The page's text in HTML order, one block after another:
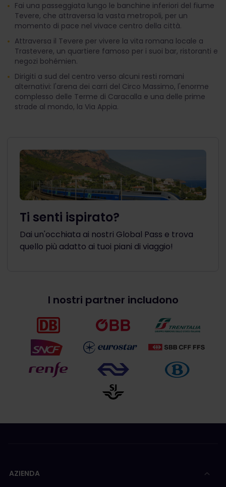
Fai una passeggiata lungo le banchine inferiori del fiume
Tevere, che attraversa la vasta metropoli, per un
momento di pace nel vivace centro della città.
Attraversa il Tevere per vivere la vita romana locale a
Trastevere, un quartiere famoso per i suoi bar, ristoranti e
negozi bohémien.
Dirigiti a sud del centro verso alcuni resti romani
alternativi: l'arena dei carri del Circo Massimo, l'enorme
complesso delle Terme di Caracalla e una delle prime
strade al mondo, la Via Appia.
Ti senti ispirato?
Dai un'occhiata ai nostri Global Pass e trova
quello più adatto ai tuoi piani di viaggio!
I nostri partner includono
AZIENDA